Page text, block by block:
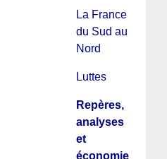
La France
du Sud au
Nord
Luttes
Repères,
analyses
et
économie